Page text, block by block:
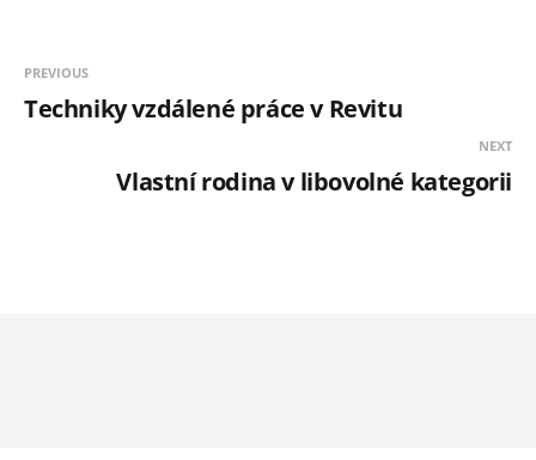
PREVIOUS
Techniky vzdálené práce v Revitu
NEXT
Vlastní rodina v libovolné kategorii